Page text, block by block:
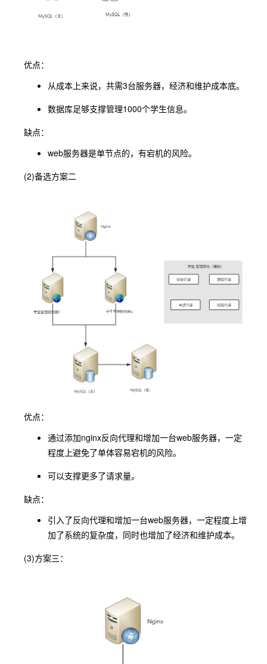
优点：
从成本上来说，共需3台服务器，经济和维护成本底。
数据库足够支撑管理1000个学生信息。
缺点：
web服务器是单节点的，有宕机的风险。
(2)备选方案二
优点：
通过添加nginx反向代理和增加一台web服务器，一定
程度上避免了单体容易宕机的风险。
可以支撑更多了请求量。
缺点：
引入了反向代理和增加一台web服务器，一定程度上增
加了系统的复杂度，同时也增加了经济和维护成本。
(3)方案三：